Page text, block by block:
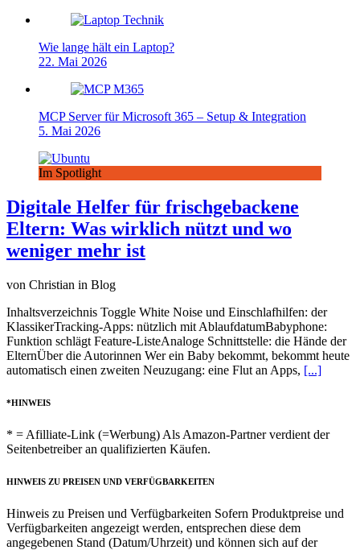
Wie lange hält ein Laptop?
22. Mai 2026
MCP Server für Microsoft 365 – Setup & Integration
5. Mai 2026
Im Spotlight
Digitale Helfer für frischgebackene
Eltern: Was wirklich nützt und wo
weniger mehr ist
von Christian in Blog
Inhaltsverzeichnis Toggle White Noise und Einschlafhilfen: der
KlassikerTracking-Apps: nützlich mit AblaufdatumBabyphone:
Funktion schlägt Feature-ListeAnaloge Schnittstelle: die Hände der
ElternÜber die Autorinnen Wer ein Baby bekommt, bekommt heute
automatisch einen zweiten Neuzugang: eine Flut an Apps, [...]
*HINWEIS
* = Afilliate-Link (=Werbung) Als Amazon-Partner verdient der
Seitenbetreiber an qualifizierten Käufen.
HINWEIS ZU PREISEN UND VERFÜGBARKEITEN
Hinweis zu Preisen und Verfügbarkeiten Sofern Produktpreise und
Verfügbarkeiten angezeigt werden, entsprechen diese dem
angegebenen Stand (Datum/Uhrzeit) und können sich auf der